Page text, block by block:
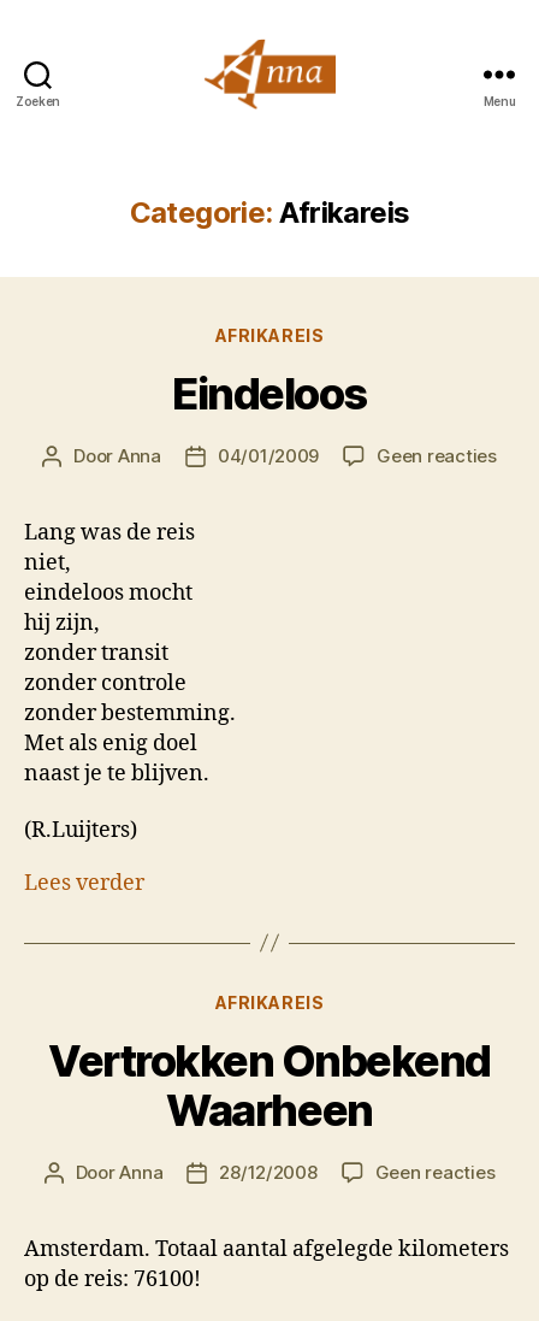
Zoeken Menu
Categorie: Afrikareis
Categorieën
AFRIKAREIS
Eindeloos
Berichtauteur
Door Anna Berichtdatum
04/01/2009 Geen reactiesop
Lang was de reis
niet,
eindeloos mocht
hij zijn,
zonder transit
zonder controle
zonder bestemming.
Met als enig doel
naast je te blijven.
(R.Luijters)
Lees verder
Categorieën
AFRIKAREIS
Vertrokken Onbekend
Waarheen
Berichtauteur
DoorAnna Berichtdatum
28/12/2008 Geen reactiesop
Amsterdam. Totaal aantal afgelegde kilometers
op de reis: 76100!